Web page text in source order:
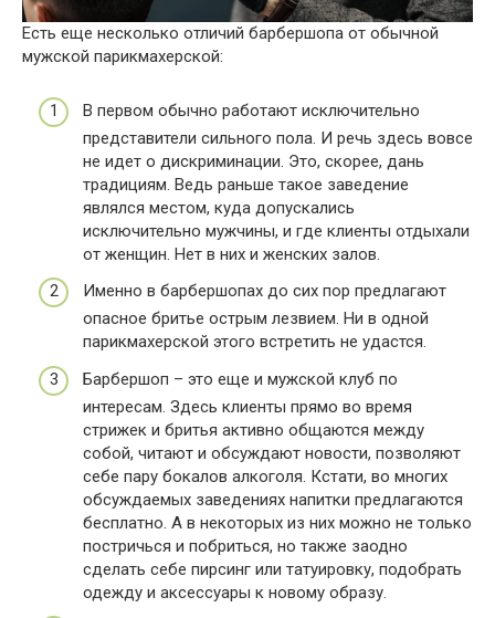
Есть еще несколько отличий барбершопа от обычной
мужской парикмахерской:
В первом обычно работают исключительно
представители сильного пола. И речь здесь вовсе
не идет о дискриминации. Это, скорее, дань
традициям. Ведь раньше такое заведение
являлся местом, куда допускались
исключительно мужчины, и где клиенты отдыхали
от женщин. Нет в них и женских залов.
Именно в барбершопах до сих пор предлагают
опасное бритье острым лезвием. Ни в одной
парикмахерской этого встретить не удастся.
Барбершоп – это еще и мужской клуб по
интересам. Здесь клиенты прямо во время
стрижек и бритья активно общаются между
собой, читают и обсуждают новости, позволяют
себе пару бокалов алкоголя. Кстати, во многих
обсуждаемых заведениях напитки предлагаются
бесплатно. А в некоторых из них можно не только
постричься и побриться, но также заодно
сделать себе пирсинг или татуировку, подобрать
одежду и аксессуары к новому образу.